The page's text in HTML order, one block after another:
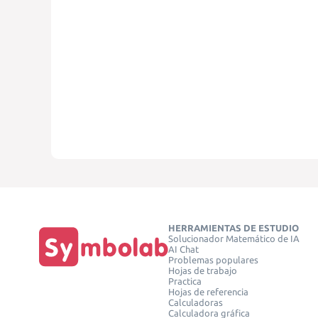
HERRAMIENTAS DE ESTUDIO
Solucionador Matemático de IA
AI Chat
Problemas populares
Hojas de trabajo
Practica
Hojas de referencia
Calculadoras
Calculadora gráfica